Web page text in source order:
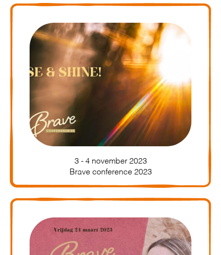
3 - 4 november 2023
Brave conference 2023